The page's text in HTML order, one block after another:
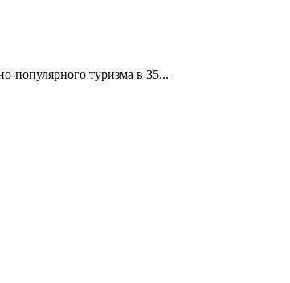
популярного туризма в 35...